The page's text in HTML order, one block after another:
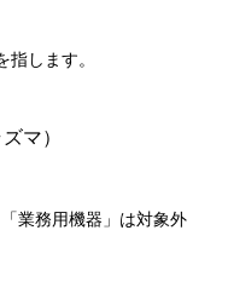
します。
マ）
業務用機器」は対象外